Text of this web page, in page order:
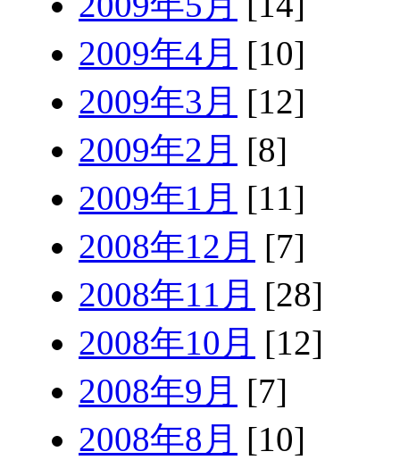
2009年4月 [10]
2009年3月 [12]
2009年2月 [8]
2009年1月 [11]
2008年12月 [7]
2008年11月 [28]
2008年10月 [12]
2008年9月 [7]
2008年8月 [10]